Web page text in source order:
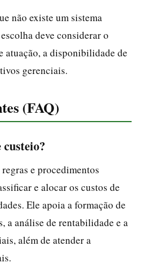
não existe um sistema
deve considerar o
atuação, a disponibilidade de
gerenciais.
(FAQ)
e procedimentos
e alocar os custos de
Ele apoia a formação de
a análise de rentabilidade e a
além de atender a